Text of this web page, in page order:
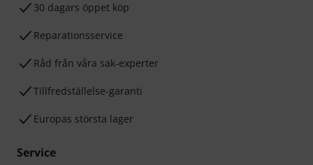
30 dagars öppet köp
Reparationsservice
Råd från våra sak-experter
Tillfredställelse-garanti
Europas största lager
Service